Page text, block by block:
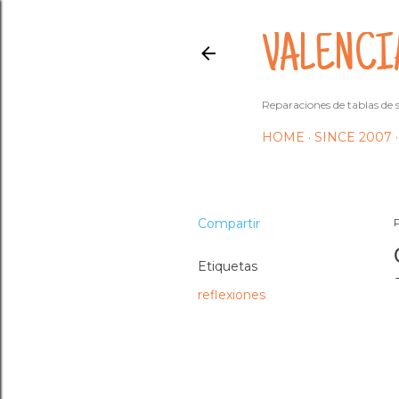
Reparaciones de tablas
HOME SINCE 2007
Compartir
Etiquetas
reflexiones